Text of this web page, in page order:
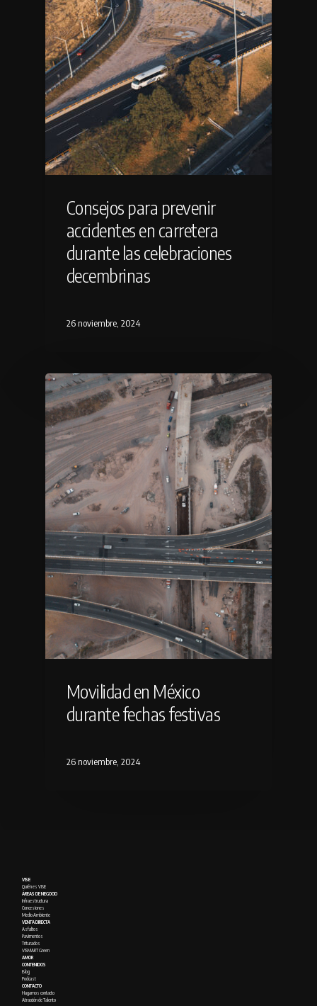
Consejos para prevenir
accidentes en carretera
durante las celebraciones
decembrinas
26 noviembre, 2024
Movilidad en México
durante fechas festivas
26 noviembre, 2024
VISE
Quién es VISE
ÁREAS DE NEGOCIO
Infraestructura
Concesiones
Medio Ambiente
VENTA DIRECTA
Asfaltos
Pavimentos
Triturados
VISMART Green
AMOR
CONTENIDOS
Blog
Podcast
CONTACTO
Hagamos contacto
Atracción de Talento